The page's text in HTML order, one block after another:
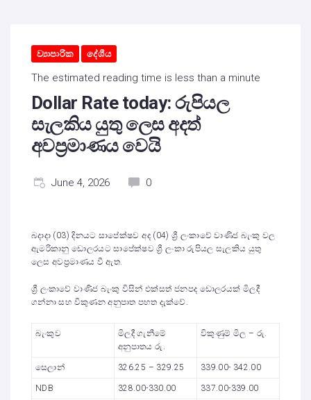
ව්‍යාපාරික දේශීය
The estimated reading time is less than a minute
Dollar Rate today: රුපියල
සැලකිය යුතු ලෙස අදත්
අවප්‍රමාණය වෙයි
June 4, 2026 0
බදාදා (03) දිනයට සාපේක්ෂව අද (04) ශ්‍රී ලංකාවේ වාණිජ බැංකු වල
ඇමරිකානු ඩොලරයට සාපේක්ෂව ශ්‍රී ලංකා රුපියල සැලකිය යුතු
ලෙස අවප්‍රමාණය වී ඇත.
ශ්‍රී ලංකාවේ වාණිජ බැංකු විසින් එක්සත් ජනපද ඩොලරයක් මිලදී
ගන්නා සහ විකුණන අනුපාත පහත දැක්වේ.
බැංකුව
මිලදී ගැනීමේ
අනුපාතය රු.
විකුණුම් මිල – රු.
සෙලාන් 326.25 – 329.25 339.00- 342.00
NDB 328.00-330.00 337.00-339.00